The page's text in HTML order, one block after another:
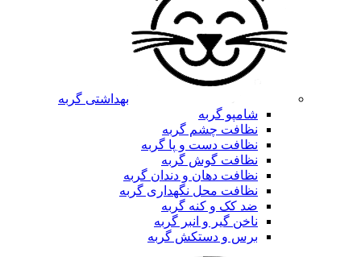
بهداشتی گربه
شامپو گربه
نظافت چشم گربه
نظافت دست و پا گربه
نظافت گوش گربه
نظافت دهان و دندان گربه
نظافت محل نگهداری گربه
ضد کک و کنه گربه
ناخن گیر و انبر گربه
برس و دستکش گربه